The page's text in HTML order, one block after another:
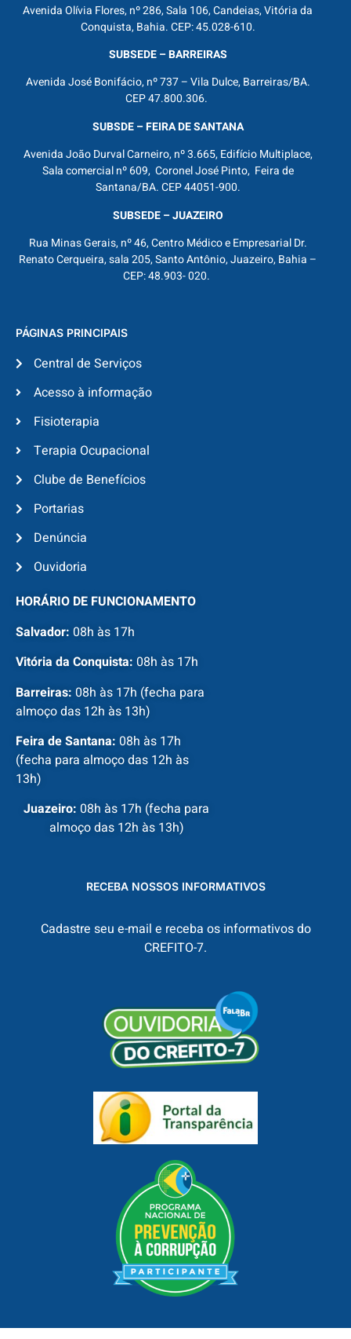
Avenida Olívia Flores, nº 286, Sala 106, Candeias, Vitória da
Conquista, Bahia. CEP: 45.028-610.
SUBSEDE – BARREIRAS
Avenida José Bonifácio, nº 737 – Vila Dulce, Barreiras/BA.
CEP 47.800.306.
SUBSDE – FEIRA DE SANTANA
Avenida João Durval Carneiro, nº 3.665, Edifício Multiplace,
Sala comercial nº 609, Coronel José Pinto, Feira de
Santana/BA. CEP 44051-900.
SUBSEDE – JUAZEIRO
Rua Minas Gerais, nº 46, Centro Médico e Empresarial Dr.
Renato Cerqueira, sala 205, Santo Antônio, Juazeiro, Bahia –
CEP: 48.903- 020.
PÁGINAS PRINCIPAIS
Central de Serviços
Acesso à informação
Fisioterapia
Terapia Ocupacional
Clube de Benefícios
Portarias
Denúncia
Ouvidoria
HORÁRIO DE FUNCIONAMENTO
Salvador: 08h às 17h
Vitória da Conquista: 08h às 17h
Barreiras: 08h às 17h (fecha para
almoço das 12h às 13h)
Feira de Santana: 08h às 17h
(fecha para almoço das 12h às
13h)
Juazeiro: 08h às 17h (fecha para
almoço das 12h às 13h)
RECEBA NOSSOS INFORMATIVOS
Cadastre seu e-mail e receba os informativos do
CREFITO-7.